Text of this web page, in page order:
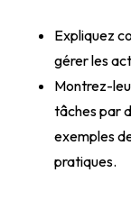
Expliquez
gérer les
Montrez-
tâches par
exemples
pratiques.